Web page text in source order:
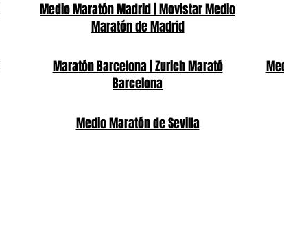
Medio Maratón Madrid | Movistar Medio
Maratón de Madrid
Maratón Barcelona | Zurich Marató
Barcelona
Medio Maratón de Sevilla